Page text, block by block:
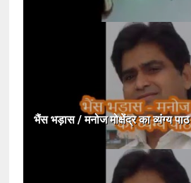
भैंस भड़ास / मनोज मोक्षेंद्र का व्यंग्य पाठ